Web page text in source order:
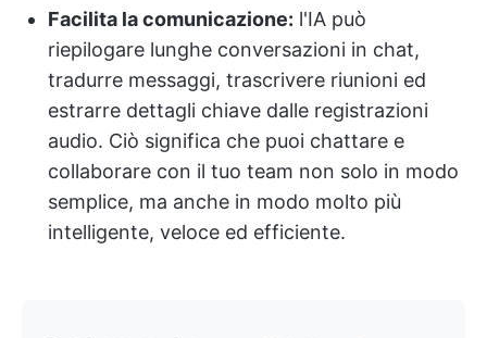
Facilita la comunicazione: l'IA può
riepilogare lunghe conversazioni in chat,
tradurre messaggi, trascrivere riunioni ed
estrarre dettagli chiave dalle registrazioni
audio. Ciò significa che puoi chattare e
collaborare con il tuo team non solo in modo
semplice, ma anche in modo molto più
intelligente, veloce ed efficiente.